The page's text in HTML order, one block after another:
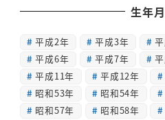
生年
平成2年 平成3年
平成6年
平成7年
平成11年
平成12年
昭和53年
昭和54年
昭和57年
昭和58年